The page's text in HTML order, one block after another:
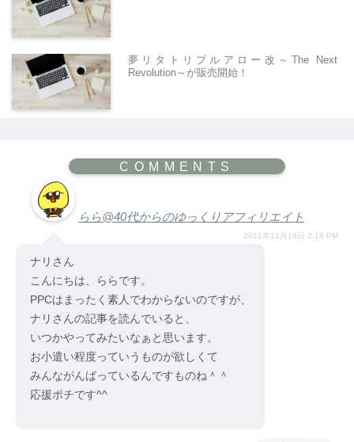
夢リタトリプルアロー改～The Next
Revolution～が販売開始！
らら@40代からのゆっくりアフィリエイト
2011年11月18日 2:18 PM
ナリさん
こんにちは、ららです。
PPCはまったく素人でわからないのですが、
ナリさんの記事を読んでいると、
いつかやってみたいなぁと思います。
お小遣い程度っていうものが欲しくて
みんながんばっているんですものね＾＾
応援ポチです^^